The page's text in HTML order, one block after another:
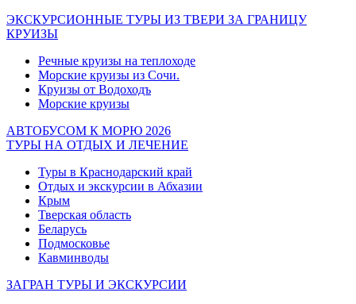
ЭКСКУРСИОННЫЕ ТУРЫ ИЗ ТВЕРИ ЗА ГРАНИЦУ
КРУИЗЫ
Речные круизы на теплоходе
Морские круизы из Сочи.
Круизы от Водоходъ
Морские круизы
АВТОБУСОМ К МОРЮ 2026
ТУРЫ НА ОТДЫХ И ЛЕЧЕНИЕ
Туры в Краснодарский край
Отдых и экскурсии в Абхазии
Крым
Тверская область
Беларусь
Подмосковье
Кавминводы
ЗАГРАН ТУРЫ И ЭКСКУРСИИ